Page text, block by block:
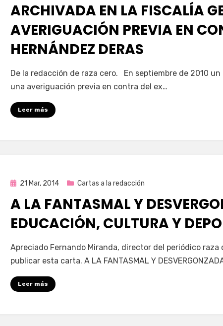
ARCHIVADA EN LA FISCALÍA
AVERIGUACIÓN PREVIA EN
HERNÁNDEZ DERAS
porEnrique
De la redacción de raza cero. En septiembre de 2010
una averiguación previa en contra del ex…
Leer más
Publicada
21 Mar, 2014 Cartas a la redacción
A LA FANTASMAL Y
EDUCACIÓN, CULTURA Y
porEnrique
Apreciado Fernando Miranda, director del periódico
publicar esta carta. A LA FANTASMAL Y
Leer más